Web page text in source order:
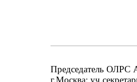
Председатель ОЛРС